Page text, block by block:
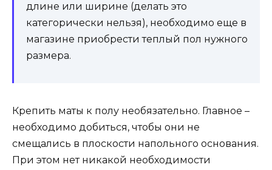
длине или ширине (делать это
категорически нельзя), необходимо еще в
магазине приобрести теплый пол нужного
размера.
Крепить маты к полу необязательно. Главное –
необходимо добиться, чтобы они не
смещались в плоскости напольного основания.
При этом нет никакой необходимости